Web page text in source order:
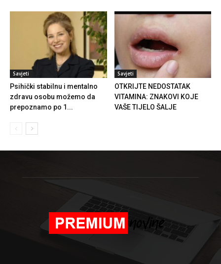
Savjeti
Psihički stabilnu i mentalno
zdravu osobu možemo da
prepoznamo po 1...
Savjeti
OTKRIJTE NEDOSTATAK
VITAMINA: ZNAKOVI KOJE
VAŠE TIJELO ŠALJE